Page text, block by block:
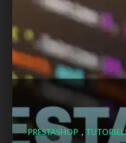
PRESTASHOP ,